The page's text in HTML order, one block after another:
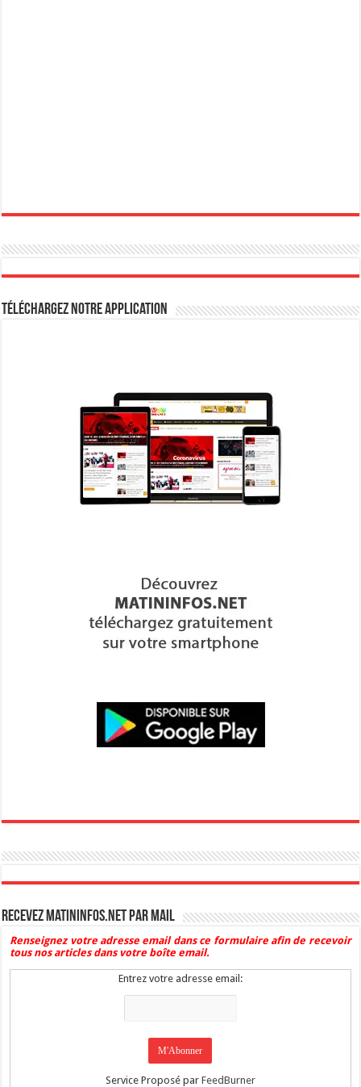
Téléchargez notre Application
Recevez Matininfos.net par mail
Renseignez votre adresse email dans ce formulaire afin de recevoir
tous nos articles dans votre boîte email.
Entrez votre adresse email:
Service Proposé par FeedBurner